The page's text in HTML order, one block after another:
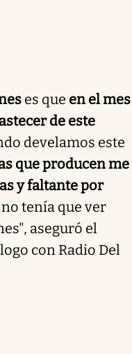
es que en el mes
de este
develamos este
que producen me
y faltante por
no tenía que ver
aseguró el
con Radio Del